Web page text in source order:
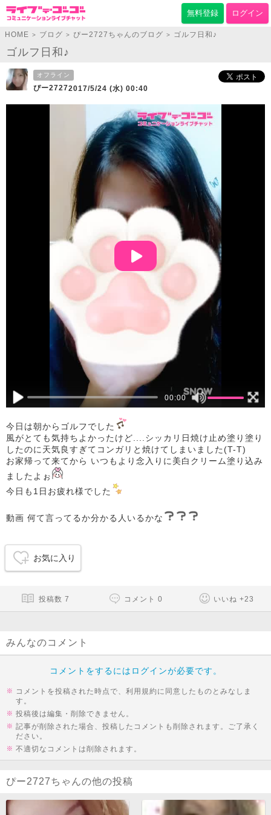
無料登録 ログイン
HOME > ブログ > ぴー2727ちゃんのブログ > ゴルフ日和♪
ゴルフ日和♪
オフライン
ぴー27272017/5/24 (水) 00:40
00:00
今日は朝からゴルフでした
風がとても気持ちよかったけど....シッカリ日焼け止め塗り塗り
したのに天気良すぎてコンガリと焼けてしまいました(T-T)
お家帰って来てから いつもより念入りに美白クリーム塗り込み
ましたよぉ
今日も1日お疲れ様でした
動画 何て言ってるか分かる人いるかな
お気に入り
投稿数 7 コメント 0 いいね +23
みんなのコメント
コメントをするにはログインが必要です。
コメントを投稿された時点で、利用規約に同意したものとみなしま
す。
投稿後は編集・削除できません。
記事が削除された場合、投稿したコメントも削除されます。ご了承く
ださい。
不適切なコメントは削除されます。
ぴー2727ちゃんの他の投稿